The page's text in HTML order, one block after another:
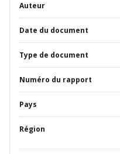
Auteur
Date du document
Type de document
Numéro du rapport
Pays
Région